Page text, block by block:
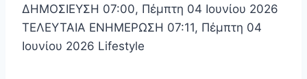
ΔΗΜΟΣΙΕΥΣΗ 07:00, Πέμπτη 04 Ιουνίου 2026
ΤΕΛΕΥΤΑΙΑ ΕΝΗΜΕΡΩΣΗ 07:11, Πέμπτη 04
Ιουνίου 2026 Lifestyle